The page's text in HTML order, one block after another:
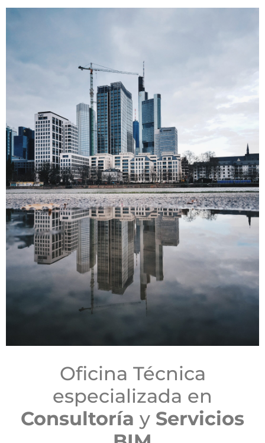
Oficina Técnica
especializada en
Consultoría y Servicios